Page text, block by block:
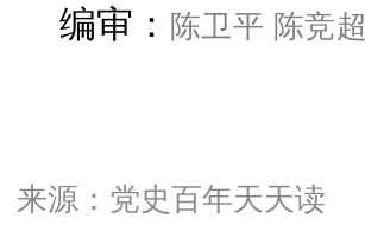
编审： 陈卫平 陈竞超
来源：党史百年天天读